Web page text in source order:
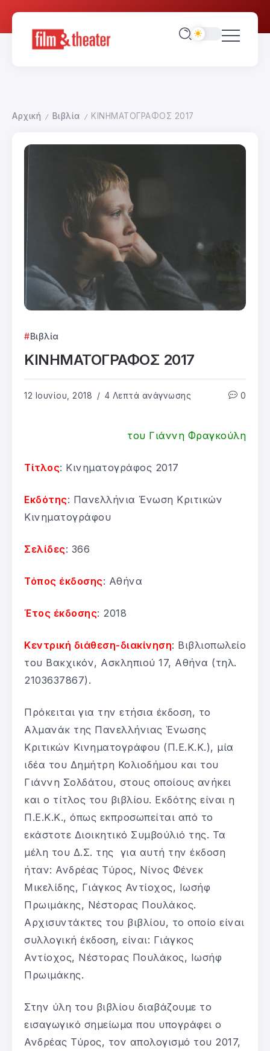
Αρχική / Βιβλία / ΚΙΝΗΜΑΤΟΓΡΑΦΟΣ 2017
Βιβλία
ΚΙΝΗΜΑΤΟΓΡΑΦΟΣ 2017
12 Ιουνίου, 2018 4 Λεπτά ανάγνωσης 0
του Γιάννη Φραγκούλη
Τίτλος: Κινηματογράφος 2017
Εκδότης: Πανελλήνια Ένωση Κριτικών
Κινηματογράφου
Σελίδες: 366
Τόπος έκδοσης: Αθήνα
Έτος έκδοσης: 2018
Κεντρική διάθεση-διακίνηση: Βιβλιοπωλείο
του Βακχικόν, Ασκληπιού 17, Αθήνα (τηλ.
2103637867).
Πρόκειται για την ετήσια έκδοση, το
Αλμανάκ της Πανελλήνιας Ένωσης
Κριτικών Κινηματογράφου (Π.Ε.Κ.Κ.), μία
ιδέα του Δημήτρη Κολιοδήμου και του
Γιάννη Σολδάτου, στους οποίους ανήκει
και ο τίτλος του βιβλίου. Εκδότης είναι η
Π.Ε.Κ.Κ., όπως εκπροσωπείται από το
εκάστοτε Διοικητικό Συμβούλιό της. Τα
μέλη του Δ.Σ. της για αυτή την έκδοση
ήταν: Ανδρέας Τύρος, Νίνος Φένεκ
Μικελίδης, Γιάγκος Αντίοχος, Ιωσήφ
Πρωιμάκης, Νέστορας Πουλάκος.
Αρχισυντάκτες του βιβλίου, το οποίο είναι
συλλογική έκδοση, είναι: Γιάγκος
Αντίοχος, Νέστορας Πουλάκος, Ιωσήφ
Πρωιμάκης.
Στην ύλη του βιβλίου διαβάζουμε το
εισαγωγικό σημείωμα που υπογράφει ο
Ανδρέας Τύρος, τον απολογισμό του 2017,